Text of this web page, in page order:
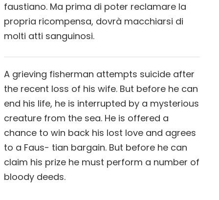
faustiano. Ma prima di poter reclamare la
propria ricompensa, dovrà macchiarsi di
molti atti sanguinosi.
A grieving fisherman attempts suicide after
the recent loss of his wife. But before he can
end his life, he is interrupted by a mysterious
creature from the sea. He is offered a
chance to win back his lost love and agrees
to a Faus- tian bargain. But before he can
claim his prize he must perform a number of
bloody deeds.